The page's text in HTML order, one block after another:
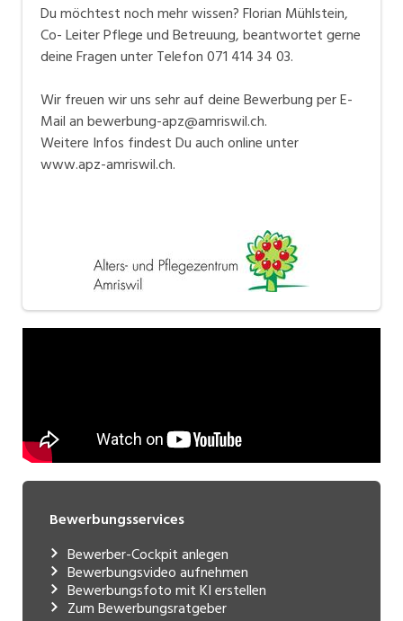
Du möchtest noch mehr wissen? Florian Mühlstein,
Co- Leiter Pflege und Betreuung, beantwortet gerne
deine Fragen unter Telefon 071 414 34 03.
Wir freuen wir uns sehr auf deine Bewerbung per E-
Mail an bewerbung-apz@amriswil.ch.
Weitere Infos findest Du auch online unter
www.apz-amriswil.ch.
Bewerbungsservices
Bewerber-Cockpit anlegen
Bewerbungsvideo aufnehmen
Bewerbungsfoto mit KI erstellen
Zum Bewerbungsratgeber